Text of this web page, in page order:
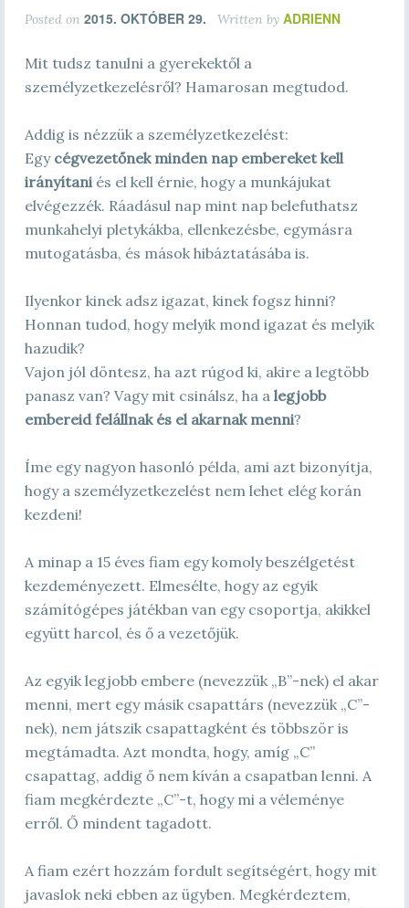
Posted on 2015. OKTÓBER 29. Written by ADRIENN
Mit tudsz tanulni a gyerekektől a
személyzetkezelésről? Hamarosan megtudod.
Addig is nézzük a személyzetkezelést:
Egy cégvezetőnek minden nap embereket kell
irányítaniés el kell érnie, hogy a munkájukat
elvégezzék. Ráadásul nap mint nap belefuthatsz
munkahelyi pletykákba, ellenkezésbe, egymásra
mutogatásba, és mások hibáztatásába is.
Ilyenkor kinek adsz igazat, kinek fogsz hinni?
Honnan tudod, hogy melyik mond igazat és melyik
hazudik?
Vajon jól döntesz, ha azt rúgod ki, akire a legtöbb
panasz van? Vagy mit csinálsz, ha a legjobb
embereid felállnak és el akarnak menni?
Íme egy nagyon hasonló példa, ami azt bizonyítja,
hogy a személyzetkezelést nem lehet elég korán
kezdeni!
A minap a 15 éves fiam egy komoly beszélgetést
kezdeményezett. Elmesélte, hogy az egyik
számítógépes játékban van egy csoportja, akikkel
együtt harcol, és ő a vezetőjük.
Az egyik legjobb embere (nevezzük „B”-nek) el akar
menni, mert egy másik csapattárs (nevezzük „C”-
nek), nem játszik csapattagként és többször is
megtámadta. Azt mondta, hogy, amíg „C”
csapattag, addig ő nem kíván a csapatban lenni. A
fiam megkérdezte „C”-t, hogy mi a véleménye
erről. Ő mindent tagadott.
A fiam ezért hozzám fordult segítségért, hogy mit
javaslok neki ebben az ügyben. Megkérdeztem,